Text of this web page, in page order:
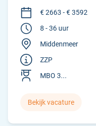
€ 2663 - € 3592
8 - 36 uur
Middenmeer
ZZP
MBO 3...
Bekijk vacature